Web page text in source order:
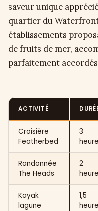
saveur unique
quartier du
établissements
de fruits de mer,
parfaitement
ACTIVITÉ
Croisière
Featherbed
3
Randonnée
The Heads
2
Kayak
lagune
1,5
heure